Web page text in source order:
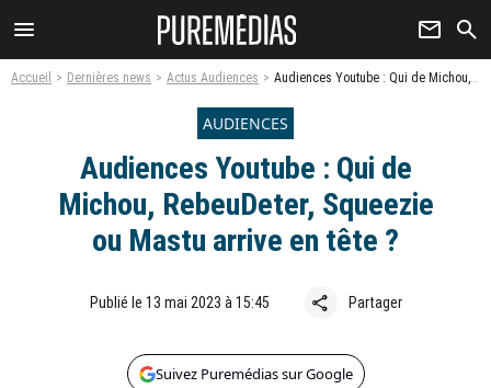
menu newsletter search
Accueil Dernières news Actus Audiences Audiences Youtube : Qui de Michou, RebeuDeter, Squeezie ou Mastu arrive en tête ?
AUDIENCES
Audiences Youtube : Qui de
Michou, RebeuDeter, Squeezie
ou Mastu arrive en tête ?
Publié le 13 mai 2023 à 15:45 share Partager
Suivez Puremédias sur Google